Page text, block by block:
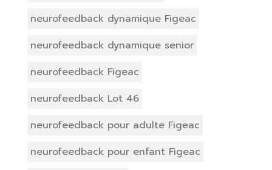
neurofeedback dynamique Figeac
neurofeedback dynamique senior
neurofeedback Figeac
neurofeedback Lot 46
neurofeedback pour adulte Figeac
neurofeedback pour enfant Figeac